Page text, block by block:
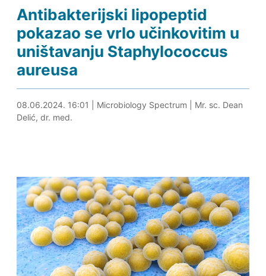
Antibakterijski lipopeptid
pokazao se vrlo učinkovitim u
uništavanju Staphylococcus
aureusa
08.06.2024. 16:11
08.06.2024. 16:01 Microbiology Spectrum
Mr. sc. Dean
Delić, dr. med.